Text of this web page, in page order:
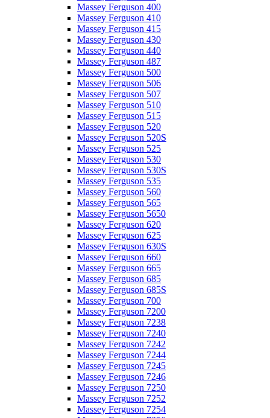
Massey Ferguson 400
Massey Ferguson 410
Massey Ferguson 415
Massey Ferguson 430
Massey Ferguson 440
Massey Ferguson 487
Massey Ferguson 500
Massey Ferguson 506
Massey Ferguson 507
Massey Ferguson 510
Massey Ferguson 515
Massey Ferguson 520
Massey Ferguson 520S
Massey Ferguson 525
Massey Ferguson 530
Massey Ferguson 530S
Massey Ferguson 535
Massey Ferguson 560
Massey Ferguson 565
Massey Ferguson 5650
Massey Ferguson 620
Massey Ferguson 625
Massey Ferguson 630S
Massey Ferguson 660
Massey Ferguson 665
Massey Ferguson 685
Massey Ferguson 685S
Massey Ferguson 700
Massey Ferguson 7200
Massey Ferguson 7238
Massey Ferguson 7240
Massey Ferguson 7242
Massey Ferguson 7244
Massey Ferguson 7245
Massey Ferguson 7246
Massey Ferguson 7250
Massey Ferguson 7252
Massey Ferguson 7254